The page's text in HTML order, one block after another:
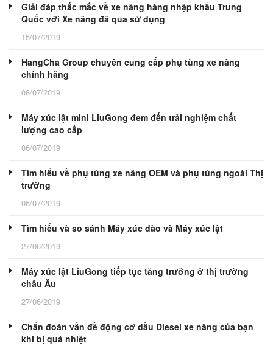
Giải đáp thắc mắc về xe nâng hàng nhập khẩu Trung
Quốc với Xe nâng đã qua sử dụng
15/07/2019
HangCha Group chuyên cung cấp phụ tùng xe nâng
chính hãng
08/07/2019
Máy xúc lật mini LiuGong đem đến trải nghiệm chất
lượng cao cấp
06/07/2019
Tìm hiểu về phụ tùng xe nâng OEM và phụ tùng ngoài Thị
trường
06/07/2019
Tìm hiểu và so sánh Máy xúc đào và Máy xúc lật
27/06/2019
Máy xúc lật LiuGong tiếp tục tăng trưởng ở thị trường
châu Âu
27/06/2019
Chẩn đoán vấn đề động cơ dầu Diesel xe nâng của bạn
khi bị quá nhiệt